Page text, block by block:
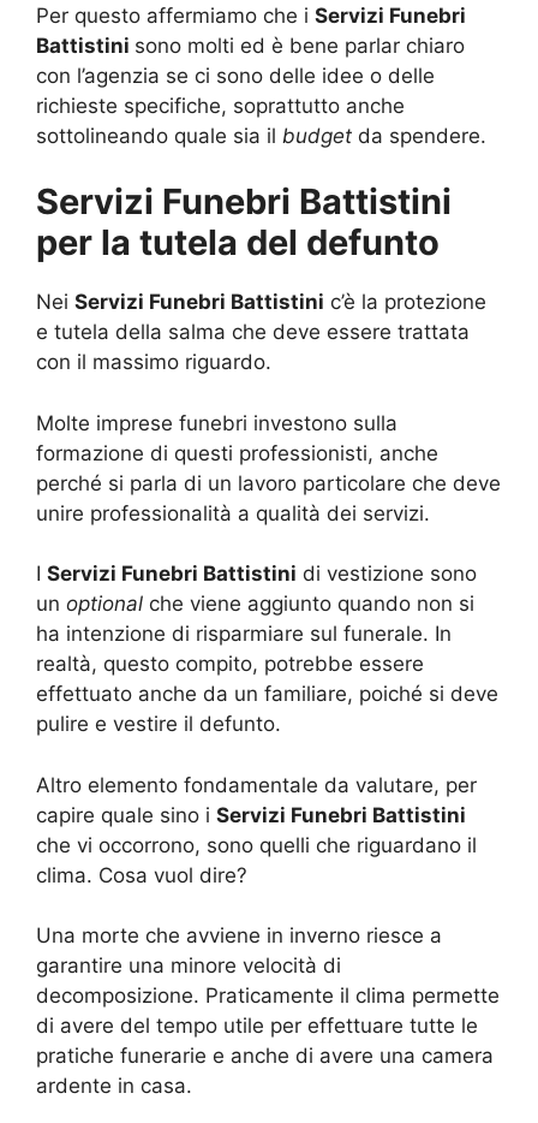
Per questo affermiamo che i Servizi Funebri
Battistini sono molti ed è bene parlar chiaro
con l’agenzia se ci sono delle idee o delle
richieste specifiche, soprattutto anche
sottolineando quale sia il budget da spendere.
Servizi Funebri Battistini
per la tutela del defunto
Nei Servizi Funebri Battistini c’è la protezione
e tutela della salma che deve essere trattata
con il massimo riguardo.
Molte imprese funebri investono sulla
formazione di questi professionisti, anche
perché si parla di un lavoro particolare che deve
unire professionalità a qualità dei servizi.
I Servizi Funebri Battistini di vestizione sono
un optional che viene aggiunto quando non si
ha intenzione di risparmiare sul funerale. In
realtà, questo compito, potrebbe essere
effettuato anche da un familiare, poiché si deve
pulire e vestire il defunto.
Altro elemento fondamentale da valutare, per
capire quale sino i Servizi Funebri Battistini
che vi occorrono, sono quelli che riguardano il
clima. Cosa vuol dire?
Una morte che avviene in inverno riesce a
garantire una minore velocità di
decomposizione. Praticamente il clima permette
di avere del tempo utile per effettuare tutte le
pratiche funerarie e anche di avere una camera
ardente in casa.